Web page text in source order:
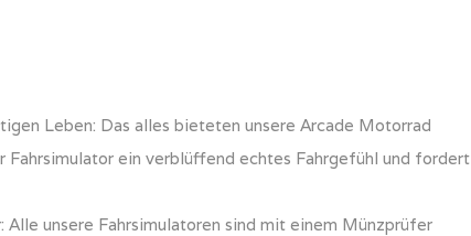
Leben: Das alles bieteten unsere Arcade Motorrad
ein verblüffend echtes Fahrgefühl und fordert
unsere Fahrsimulatoren sind mit einem Münzprüfer